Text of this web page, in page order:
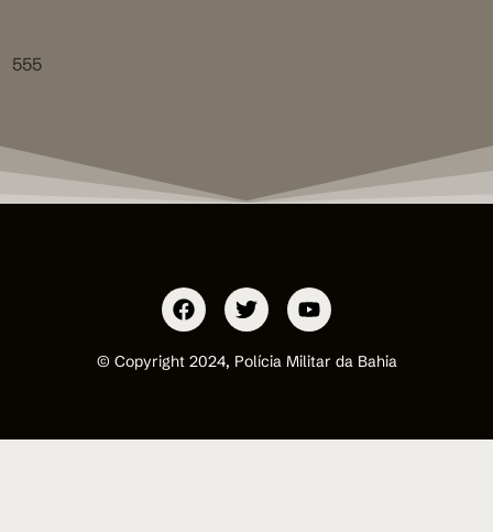
555
© Copyright 2024, Polícia Militar da Bahia